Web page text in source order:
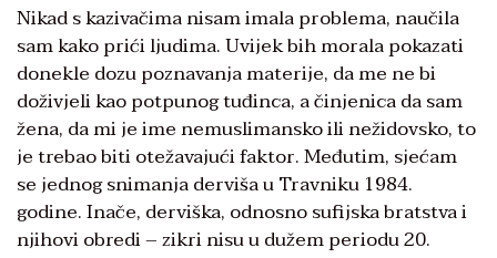
Nikad s kazivačima nisam imala problema, naučila
sam kako prići ljudima. Uvijek bih morala pokazati
donekle dozu poznavanja materije, da me ne bi
doživjeli kao potpunog tuđinca, a činjenica da sam
žena, da mi je ime nemuslimansko ili nežidovsko, to
je trebao biti otežavajući faktor. Međutim, sjećam
se jednog snimanja derviša u Travniku 1984.
godine. Inače, derviška, odnosno sufijska bratstva i
njihovi obredi – zikri nisu u dužem periodu 20.